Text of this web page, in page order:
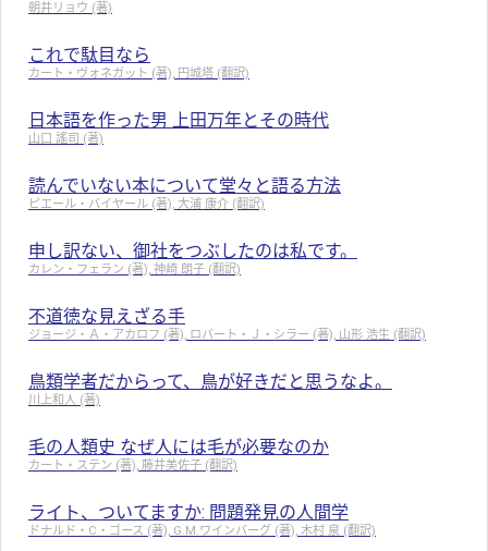
朝井リョウ (著)
これで駄目なら
カート・ヴォネガット (著), 円城塔 (翻訳)
日本語を作った男 上田万年とその時代
山口 謠司 (著)
読んでいない本について堂々と語る方法
ピエール・バイヤール (著), 大浦 康介 (翻訳)
申し訳ない、御社をつぶしたのは私です。
カレン・フェラン (著), 神崎 朗子 (翻訳)
不道徳な見えざる手
ジョージ・Ａ・アカロフ (著), ロバート・Ｊ・シラー (著), 山形 浩生 (翻訳)
鳥類学者だからって、鳥が好きだと思うなよ。
川上和人 (著)
毛の人類史 なぜ人には毛が必要なのか
カート・ステン (著), 藤井美佐子 (翻訳)
ライト、ついてますか: 問題発見の人間学
ドナルド・C・ゴース (著), G.M.ワインバーグ (著), 木村 泉 (翻訳)